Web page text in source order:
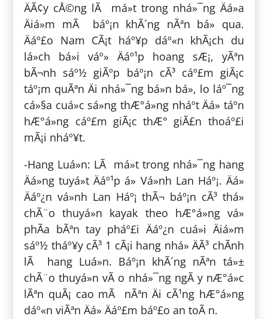
ÄÃ¢y cÅ©ng lÃ má»t trong nhá»¯ng Äá»a
Äiá»m mÃ báº¡n khÃ´ng nÃªn bá» qua.
Äáº£o Nam CÃ¡t háº¥p dáº«n khÃ¡ch du
lá»ch bá»i váº» Äáº¹p hoang sÆ¡, yÃªn
bÃ¬nh sáº½ giÃºp báº¡n cÃ³ cáº£m giÃ¡c
táº¡m quÃªn Äi nhá»¯ng bá»n bá», lo láº¯ng
cá»§a cuá»c sá»ng thÆ°á»ng nháº­t Äá» táº­n
hÆ°á»ng cáº£m giÃ¡c thÆ° giÃ£n thoáº£i
mÃ¡i nháº¥t.
-Hang Luá»n: LÃ má»t trong nhá»¯ng hang
Äá»ng tuyá»t Äáº¹p á» Vá»nh Lan Háº¡. Äá»
Äáº¿n vá»nh Lan Háº¡ thÃ¬ báº¡n cÃ³ thá»
chÃ¨o thuyá»n kayak theo hÆ°á»ng vá»
phÃ­a bÃªn tay pháº£i Äáº¿n cuá»i Äiá»m
sáº½ tháº¥y cÃ³ 1 cÃ¡i hang nhá» ÄÃ³ chÃ­nh
lÃ hang Luá»n. Báº¡n khÃ´ng nÃªn tá»±
chÃ¨o thuyá»n vÃ o nhá»¯ng ngÃ y nÆ°á»c
lÃªn quÃ¡ cao mÃ nÃªn Äi cÃ¹ng hÆ°á»ng
dáº«n viÃªn Äá» Äáº£m báº£o an toÃ n.